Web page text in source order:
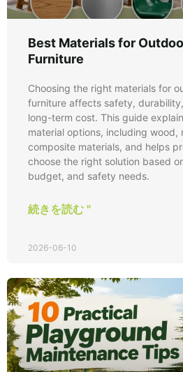
Best Materials for
Furniture
Choosing the right materials for
furniture affects safety,
long-term cost. This guide
material options, including wood,
composite materials, and helps
choose the right solution based
budget, and safety needs.
続きを読む "
2026-06-10